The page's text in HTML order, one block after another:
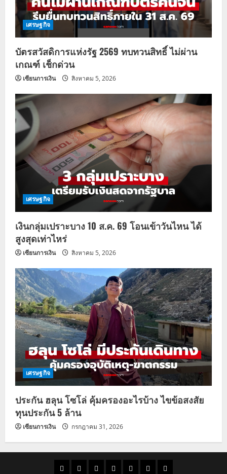
เศรษฐกิจ
บัตรสวัสดิการแห่งรัฐ 2569 ทบทวนสิทธิ์ ไม่ผ่าน
เกณฑ์ เช็กด่วน
เซียนการเงิน สิงหาคม 5, 2026
เศรษฐกิจ
เงินกลุ่มเปราะบาง 10 ส.ค. 69 โอนเข้าวันไหน ได้
สูงสุดเท่าไหร่
เซียนการเงิน สิงหาคม 5, 2026
เศรษฐกิจ
ประกัน ฮลุน โซโล่ คุ้มครองอะไรบ้าง ไขข้อสงสัย
ทุนประกัน 5 ล้าน
เซียนการเงิน กรกฎาคม 31, 2026
ราคาแนว ข่าว ข่าว ดูด ที่ ผู้ชาย